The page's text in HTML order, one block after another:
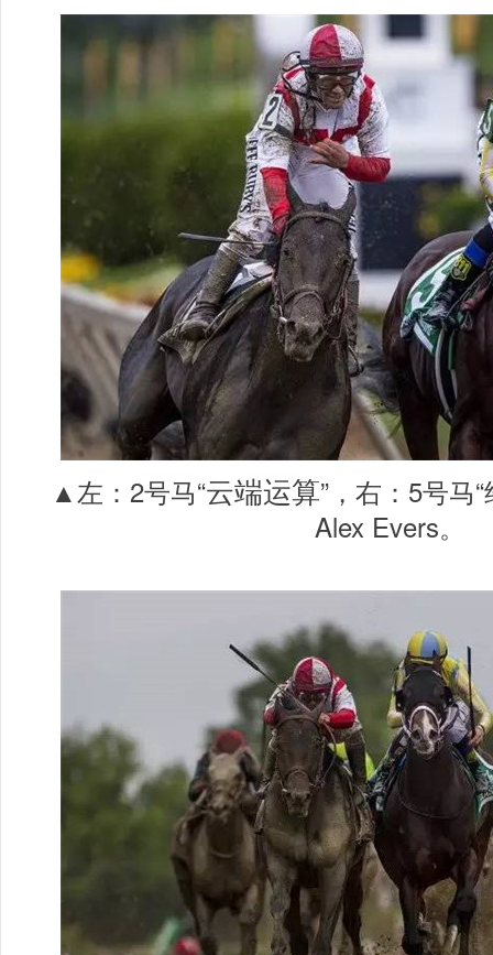
▲左：2号马“云端运算”，右：5号马
Alex Evers。